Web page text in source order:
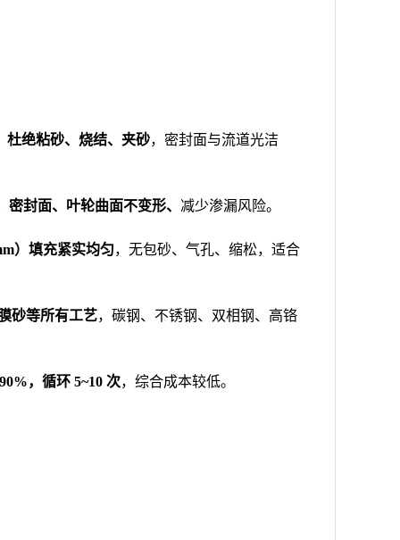
杜绝粘砂、烧结、夹砂，密封面与流道光洁
密封面、叶轮曲面不变形、 减少渗漏风险。
）填充紧实均匀，无包砂、气孔、缩松，适合
砂等所有工艺，碳钢、不锈钢、双相钢、高铬
，循环 5~10 次，综合成本较低。